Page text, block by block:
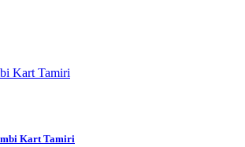
Kart Tamiri
Kart Tamiri